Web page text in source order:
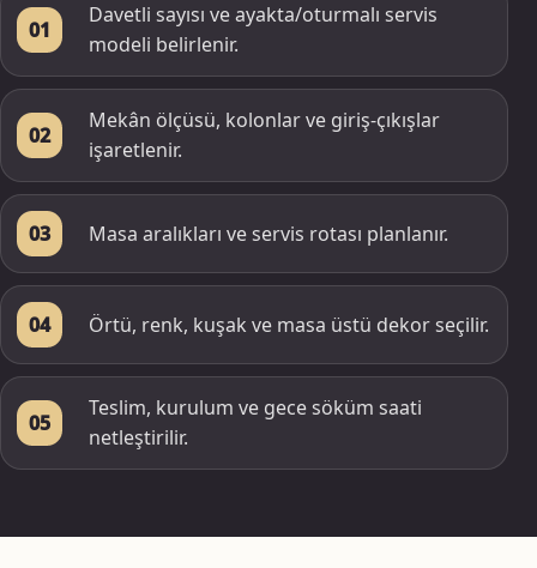
01
Davetli sayısı ve ayakta/oturmalı servis
modeli belirlenir.
02
Mekân ölçüsü, kolonlar ve giriş-çıkışlar
işaretlenir.
03 Masa aralıkları ve servis rotası planlanır.
04 Örtü, renk, kuşak ve masa üstü dekor seçilir.
05
Teslim, kurulum ve gece söküm saati
netleştirilir.